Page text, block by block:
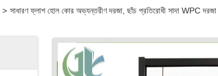
> সাধারণ ফ্লাশ হোল কোর অভ্যন্তরীণ দরজা, ছাঁচ প্রতিরোধী সাদা WPC দরজা